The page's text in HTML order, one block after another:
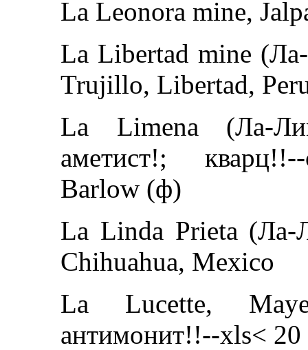
La Leonora mine,
La Libertad mine
Trujillo, Libertad,
La Limena (Ла-
аметист!;
Barlow (ф)
La Linda Prieta (Ла-
Chihuahua, Mexico
La Lucette,
антимонит!!--xls<